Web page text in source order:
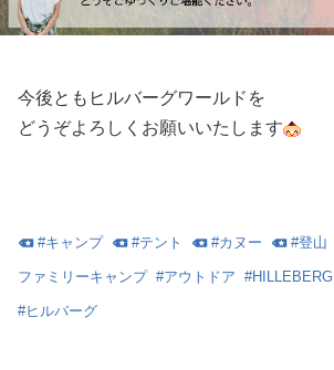
今後ともヒルバーグワールドを
どうぞよろしくお願いいたします
#キャンプ #テント #カヌー #登山
ファミリーキャンプ #アウトドア #HILLEBERG
#ヒルバーグ